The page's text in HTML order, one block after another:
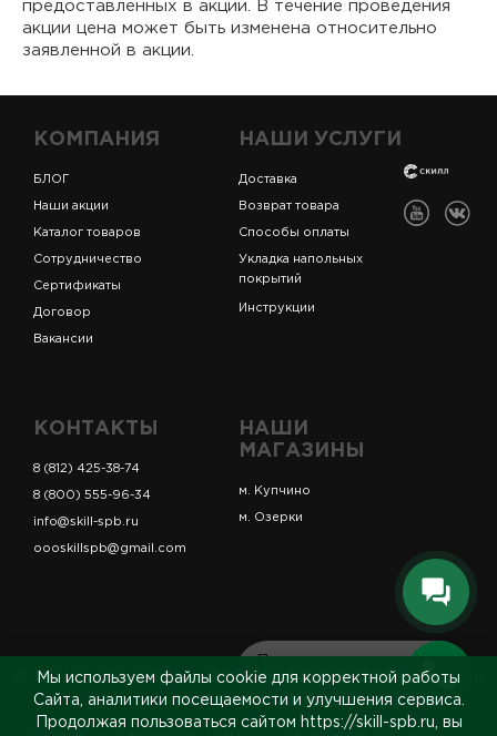
Перезвоним вам
за 5 минут
предоставленных в акции. В течение проведения
акции цена может быть изменена относительно
заявленной в акции.
КОМПАНИЯ
БЛОГ
Наши акции
Каталог товаров
Сотрудничество
Сертификаты
Договор
Вакансии
НАШИ УСЛУГИ
Доставка
Возврат товара
Способы оплаты
Укладка напольных
покрытий
Инструкции
КОНТАКТЫ
8 (812) 425-38-74
8 (800) 555-96-34
info@skill-spb.ru
oooskillspb@gmail.com
НАШИ
МАГАЗИНЫ
м. Купчино
м. Озерки
© ИП Коновалов Д.А., ОГРНИП 325784700361023. Все
права защищены.
Мы используем файлы cookie для корректной работы
Сайта, аналитики посещаемости и улучшения сервиса.
Продолжая пользоваться сайтом https://skill-spb.ru, вы